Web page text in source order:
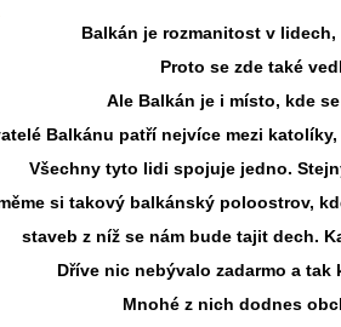
Balkán je rozmanitost v
Proto se zde také
Ale Balkán je i místo, kde
Balkánu patří nejvíce mezi
Všechny tyto lidi spojuje jedno.
si takový balkánský poloostrov,
staveb z níž se nám bude tajit dech.
Dříve nic nebývalo zadarmo a tak
Mnohé z nich dodnes